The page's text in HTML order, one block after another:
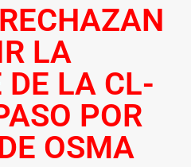
LA
LA CL-
POR
OSMA